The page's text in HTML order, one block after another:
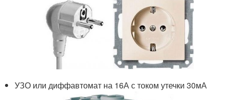
УЗО или диффавтомат на 16А с током утечки 30мА